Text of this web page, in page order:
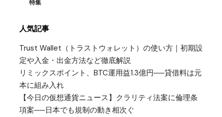
特集
人気記事
Trust Wallet（トラストウォレット）の使い方｜初期設
定や入金・出金方法など徹底解説
リミックスポイント、BTC運用益1.3億円──貸借料は元
本に組み入れ
【今日の仮想通貨ニュース】クラリティ法案に倫理条
項案──日本でも規制の動き相次ぐ